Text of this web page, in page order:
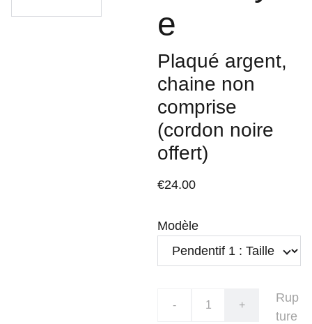
e
Plaqué argent,
chaine non
comprise
(cordon noire
offert)
€24.00
Modèle
- +
Rup
ture